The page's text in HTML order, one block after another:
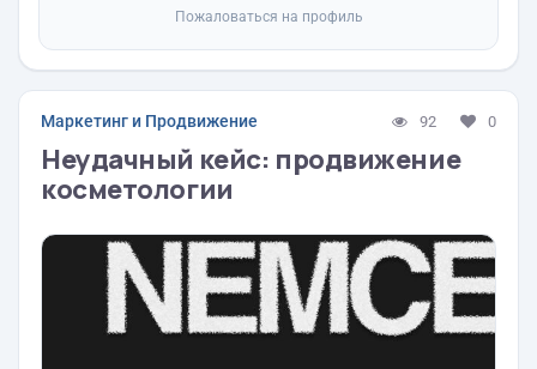
Пожаловаться на профиль
Маркетинг и Продвижение 92 0
Неудачный кейс: продвижение
косметологии